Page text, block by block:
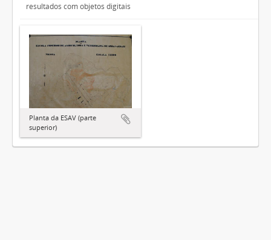
resultados com objetos digitais
Planta da ESAV (parte
superior)